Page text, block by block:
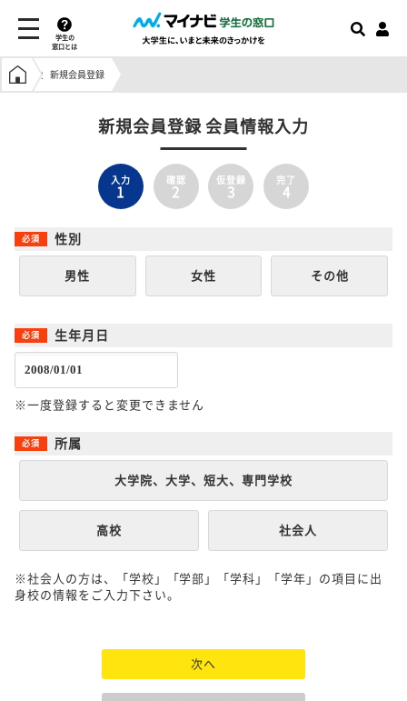
学生の
窓口とは
学生の窓口トップ
新規会員登録
新規会員登録 会員情報入力
入力
1
確認
2
仮登録
3
完了
4
性別
男性 女性 その他
生年月日
※一度登録すると変更できません
所属
大学院、大学、短大、専門学校
高校 社会人
※社会人の方は、「学校」「学部」「学科」「学年」の項目に出
身校の情報をご入力下さい。
次へ